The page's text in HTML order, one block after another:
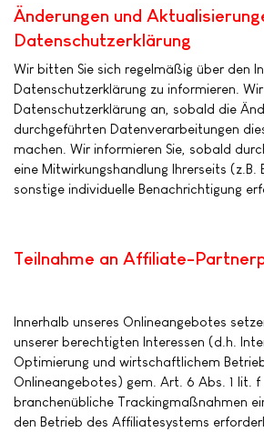
Änderungen und
Datenschutzerklärung
Wir bitten Sie sich regelmäßig über den
Datenschutzerklärung zu informieren.
Datenschutzerklärung an, sobald die
durchgeführten Datenverarbeitungen
machen. Wir informieren Sie, sobald
eine Mitwirkungshandlung Ihrerseits (z.B.
sonstige individuelle Benachrichtigung
Teilnahme an Affiliate-
Innerhalb unseres Onlineangebotes
unserer berechtigten Interessen (d.h.
Optimierung und wirtschaftlichem
Onlineangebotes) gem. Art. 6 Abs. 1 lit. f
branchenübliche Trackingmaßnahmen
den Betrieb des Affiliatesystems